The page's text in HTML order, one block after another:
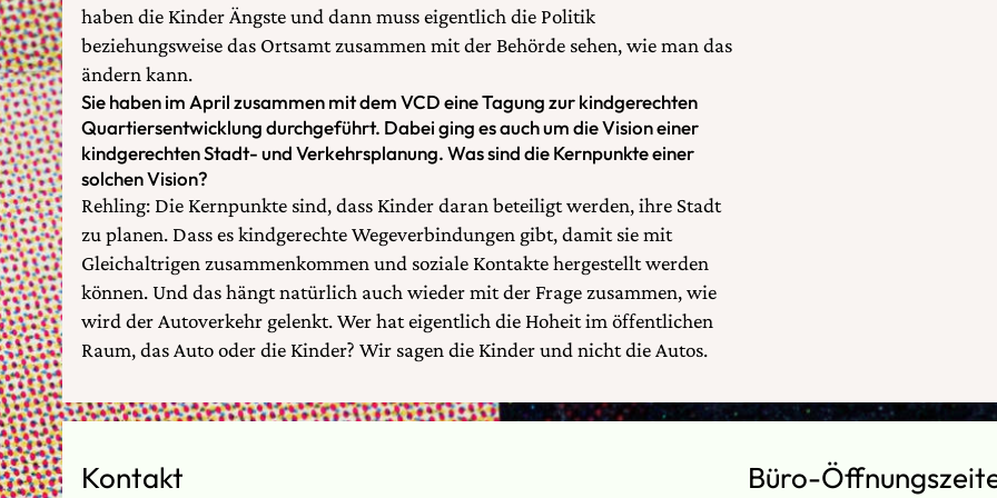
haben die Kinder Ängste und dann muss eigentlich die Politik
beziehungsweise das Ortsamt zusammen mit der Behörde sehen, wie man das
ändern kann.
Sie haben im April zusammen mit dem VCD eine Tagung zur kindgerechten
Quartiersentwicklung durchgeführt. Dabei ging es auch um die Vision einer
kindgerechten Stadt- und Verkehrsplanung. Was sind die Kernpunkte einer
solchen Vision?
Rehling: Die Kernpunkte sind, dass Kinder daran beteiligt werden, ihre Stadt
zu planen. Dass es kindgerechte Wegeverbindungen gibt, damit sie mit
Gleichaltrigen zusammenkommen und soziale Kontakte hergestellt werden
können. Und das hängt natürlich auch wieder mit der Frage zusammen, wie
wird der Autoverkehr gelenkt. Wer hat eigentlich die Hoheit im öffentlichen
Raum, das Auto oder die Kinder? Wir sagen die Kinder und nicht die Autos.
Kontakt Büro-